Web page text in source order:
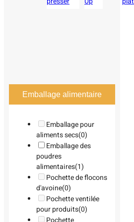
Emballage alimentaire
Emballage pour
aliments secs(0)
Emballage des
poudres
alimentaires(1)
Pochette de flocons
d'avoine(0)
Pochette ventilée
pour produits(0)